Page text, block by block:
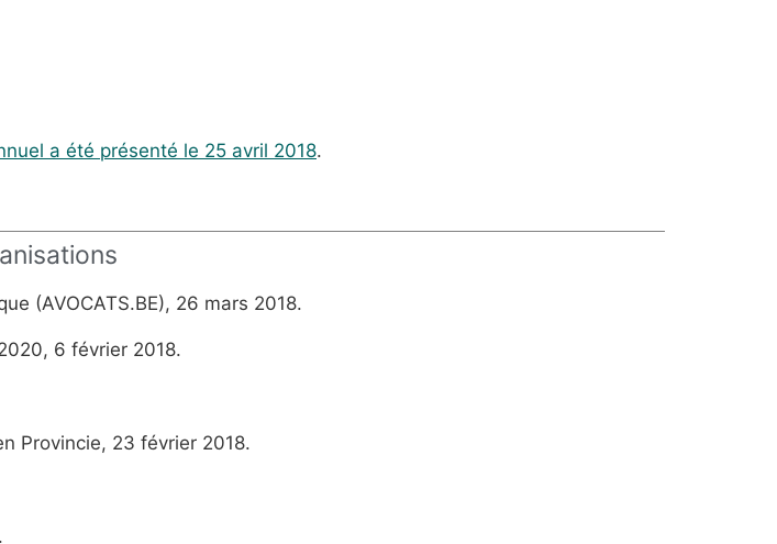
a été présenté le 25 avril 2018.
(AVOCATS.BE), 26 mars 2018.
6 février 2018.
Provincie, 23 février 2018.